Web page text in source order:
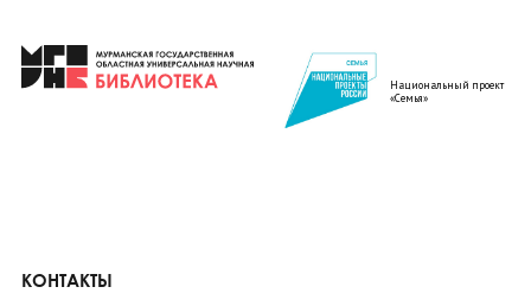
Национальный проект
«Семья»
КОНТАКТЫ